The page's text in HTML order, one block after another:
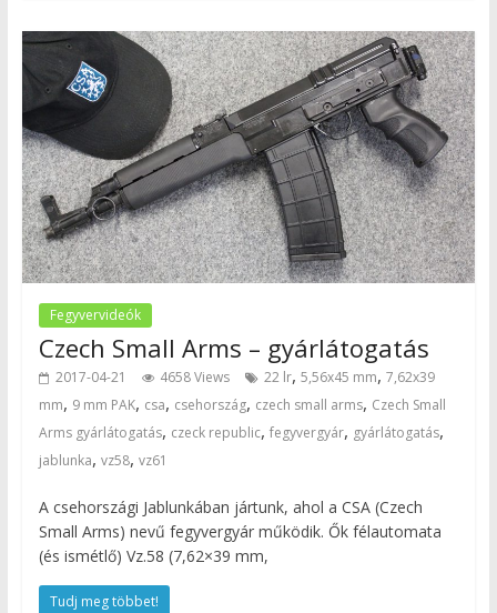
Fegyvervideók
Czech Small Arms – gyárlátogatás
2017-04-21 4658 Views 22 lr, 5,56x45 mm, 7,62x39
mm, 9 mm PAK, csa, csehország, czech small arms, Czech Small
Arms gyárlátogatás, czeck republic, fegyvergyár, gyárlátogatás,
jablunka, vz58, vz61
A csehországi Jablunkában jártunk, ahol a CSA (Czech
Small Arms) nevű fegyvergyár működik. Ők félautomata
(és ismétlő) Vz.58 (7,62×39 mm,
Tudj meg többet!